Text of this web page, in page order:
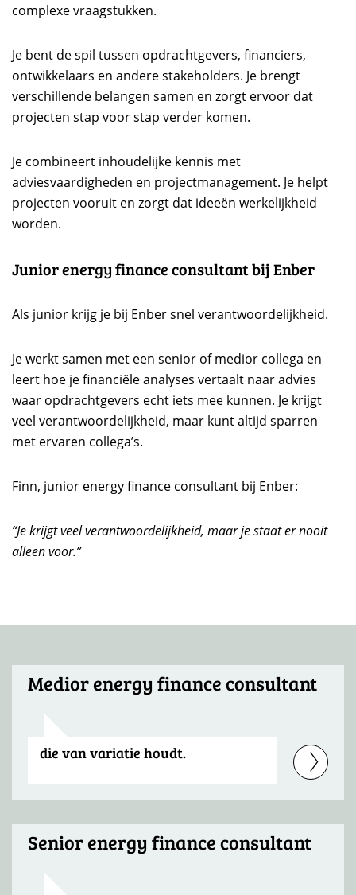
complexe vraagstukken.
Je bent de spil tussen opdrachtgevers, financiers,
ontwikkelaars en andere stakeholders. Je brengt
verschillende belangen samen en zorgt ervoor dat
projecten stap voor stap verder komen.
Je combineert inhoudelijke kennis met
adviesvaardigheden en projectmanagement. Je helpt
projecten vooruit en zorgt dat ideeën werkelijkheid
worden.
Junior energy finance consultant bij Enber
Als junior krijg je bij Enber snel verantwoordelijkheid.
Je werkt samen met een senior of medior collega en
leert hoe je financiële analyses vertaalt naar advies
waar opdrachtgevers echt iets mee kunnen. Je krijgt
veel verantwoordelijkheid, maar kunt altijd sparren
met ervaren collega’s.
Finn, junior energy finance consultant bij Enber:
“Je krijgt veel verantwoordelijkheid, maar je staat er nooit
alleen voor.”
Medior energy finance consultant
die van variatie houdt.
Senior energy finance consultant